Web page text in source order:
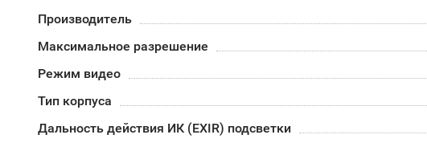
Производитель
Максимальное разрешение
Режим видео
Тип корпуса
Дальность действия ИК (EXIR) подсветки